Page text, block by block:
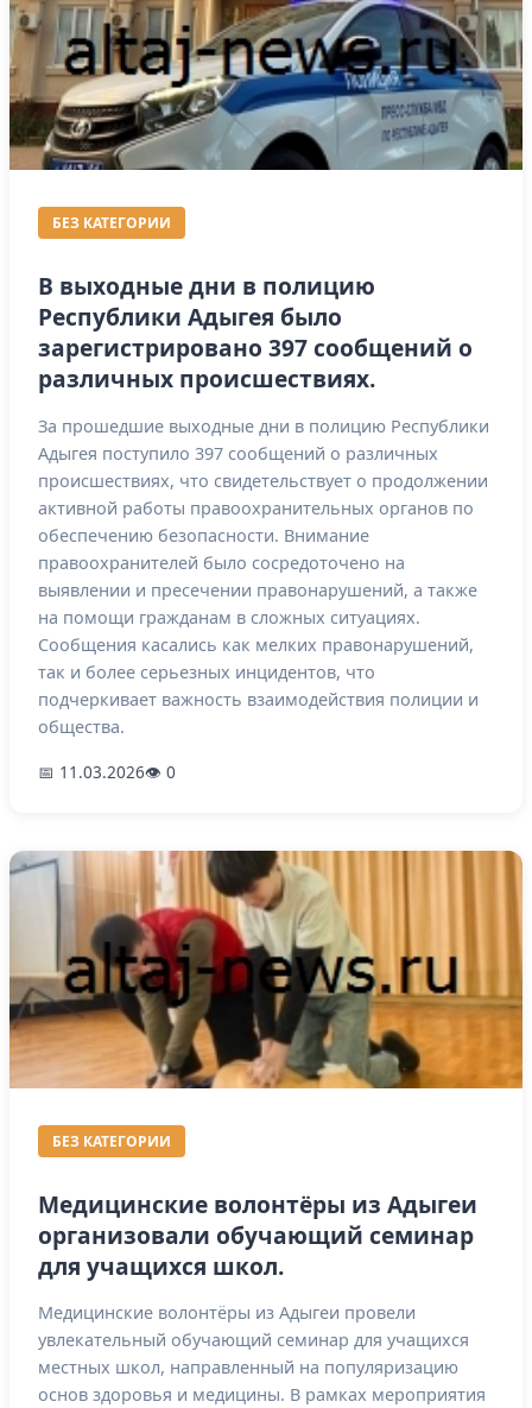
БЕЗ КАТЕГОРИИ
В выходные дни в полицию
Республики Адыгея было
зарегистрировано 397 сообщений о
различных происшествиях.
За прошедшие выходные дни в полицию Республики
Адыгея поступило 397 сообщений о различных
происшествиях, что свидетельствует о продолжении
активной работы правоохранительных органов по
обеспечению безопасности. Внимание
правоохранителей было сосредоточено на
выявлении и пресечении правонарушений, а также
на помощи гражданам в сложных ситуациях.
Сообщения касались как мелких правонарушений,
так и более серьезных инцидентов, что
подчеркивает важность взаимодействия полиции и
общества.
📅 11.03.2026👁 0
БЕЗ КАТЕГОРИИ
Медицинские волонтёры из Адыгеи
организовали обучающий семинар
для учащихся школ.
Медицинские волонтёры из Адыгеи провели
увлекательный обучающий семинар для учащихся
местных школ, направленный на популяризацию
основ здоровья и медицины. В рамках мероприятия